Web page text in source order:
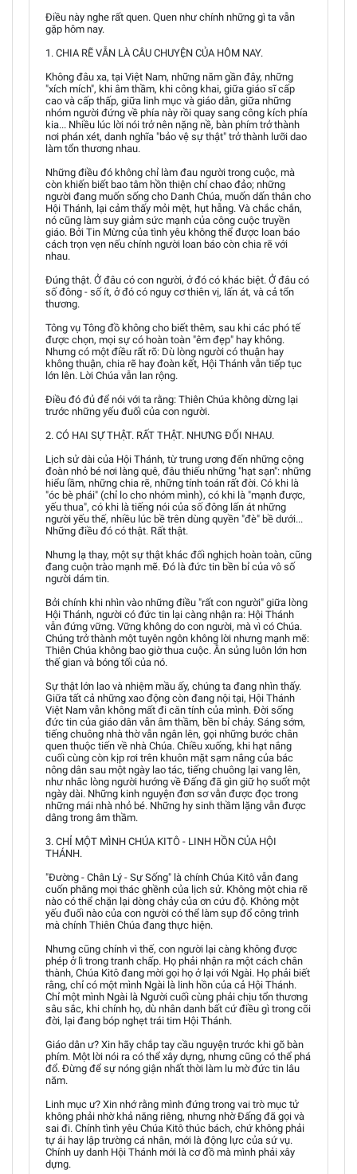
Điều này nghe rất quen. Quen như chính những gì ta vẫn
gặp hôm nay.
1. CHIA RẼ VẪN LÀ CÂU CHUYỆN CỦA HÔM NAY.
Không đâu xa, tại Việt Nam, những năm gần đây, những
"xích mích", khi âm thầm, khi công khai, giữa giáo sĩ cấp
cao và cấp thấp, giữa linh mục và giáo dân, giữa những
nhóm người đứng về phía này rồi quay sang công kích phía
kia... Nhiều lúc lời nói trở nên nặng nề, bàn phím trở thành
nơi phán xét, danh nghĩa "bảo vệ sự thật" trở thành lưỡi dao
làm tổn thương nhau.
Những điều đó không chỉ làm đau người trong cuộc, mà
còn khiến biết bao tâm hồn thiện chí chao đảo; những
người đang muốn sống cho Danh Chúa, muốn dấn thân cho
Hội Thánh, lại cảm thấy mỏi mệt, hụt hẫng. Và chắc chắn,
nó cũng làm suy giảm sức mạnh của công cuộc truyền
giáo. Bởi Tin Mừng của tình yêu không thể được loan báo
cách trọn vẹn nếu chính người loan báo còn chia rẽ với
nhau.
Đúng thật. Ở đâu có con người, ở đó có khác biệt. Ở đâu có
số đông - số ít, ở đó có nguy cơ thiên vị, lấn át, và cả tổn
thương.
Tông vụ Tông đồ không cho biết thêm, sau khi các phó tế
được chọn, mọi sự có hoàn toàn "êm đẹp" hay không.
Nhưng có một điều rất rõ: Dù lòng người có thuận hay
không thuận, chia rẽ hay đoàn kết, Hội Thánh vẫn tiếp tục
lớn lên. Lời Chúa vẫn lan rộng.
Điều đó đủ để nói với ta rằng: Thiên Chúa không dừng lại
trước những yếu đuối của con người.
2. CÓ HAI SỰ THẬT. RẤT THẬT. NHƯNG ĐỐI NHAU.
Lịch sử dài của Hội Thánh, từ trung ương đến những cộng
đoàn nhỏ bé nơi làng quê, đâu thiếu những "hạt sạn": những
hiểu lầm, những chia rẽ, những tính toán rất đời. Có khi là
"óc bè phái" (chỉ lo cho nhóm mình), có khi là "mạnh được,
yếu thua", có khi là tiếng nói của số đông lấn át những
người yếu thế, nhiều lúc bề trên dùng quyền "đè" bề dưới...
Những điều đó có thật. Rất thật.
Nhưng lạ thay, một sự thật khác đối nghịch hoàn toàn, cũng
đang cuộn trào mạnh mẽ. Đó là đức tin bền bỉ của vô số
người dám tin.
Bởi chính khi nhìn vào những điều "rất con người" giữa lòng
Hội Thánh, người có đức tin lại càng nhận ra: Hội Thánh
vẫn đứng vững. Vững không do con người, mà vì có Chúa.
Chúng trở thành một tuyên ngôn không lời nhưng mạnh mẽ:
Thiên Chúa không bao giờ thua cuộc. Ân sủng luôn lớn hơn
thế gian và bóng tối của nó.
Sự thật lớn lao và nhiệm mầu ấy, chúng ta đang nhìn thấy.
Giữa tất cả những xao động còn đang nội tại, Hội Thánh
Việt Nam vẫn không mất đi căn tính của mình. Đời sống
đức tin của giáo dân vẫn âm thầm, bền bỉ chảy. Sáng sớm,
tiếng chuông nhà thờ vẫn ngân lên, gọi những bước chân
quen thuộc tiến về nhà Chúa. Chiều xuống, khi hạt nắng
cuối cùng còn kịp rơi trên khuôn mặt sạm nắng của bác
nông dân sau một ngày lao tác, tiếng chuông lại vang lên,
như nhắc lòng người hướng về Đấng đã gìn giữ họ suốt một
ngày dài. Những kinh nguyện đơn sơ vẫn được đọc trong
những mái nhà nhỏ bé. Những hy sinh thầm lặng vẫn được
dâng trong âm thầm.
3. CHỈ MỘT MÌNH CHÚA KITÔ - LINH HỒN CỦA HỘI
THÁNH.
"Đường - Chân Lý - Sự Sống" là chính Chúa Kitô vẫn đang
cuốn phăng mọi thác ghềnh của lịch sử. Không một chia rẽ
nào có thể chặn lại dòng chảy của ơn cứu độ. Không một
yếu đuối nào của con người có thể làm sụp đổ công trình
mà chính Thiên Chúa đang thực hiện.
Nhưng cũng chính vì thế, con người lại càng không được
phép ở lì trong tranh chấp. Họ phải nhận ra một cách chân
thành, Chúa Kitô đang mời gọi họ ở lại với Ngài. Họ phải biết
rằng, chỉ có một mình Ngài là linh hồn của cả Hội Thánh.
Chỉ một mình Ngài là Người cuối cùng phải chịu tổn thương
sâu sắc, khi chính họ, dù nhân danh bất cứ điều gì trong cõi
đời, lại đang bóp nghẹt trái tim Hội Thánh.
Giáo dân ư? Xin hãy chắp tay cầu nguyện trước khi gõ bàn
phím. Một lời nói ra có thể xây dựng, nhưng cũng có thể phá
đổ. Đừng để sự nóng giận nhất thời làm lu mờ đức tin lâu
năm.
Linh mục ư? Xin nhớ rằng mình đứng trong vai trò mục tử
không phải nhờ khả năng riêng, nhưng nhờ Đấng đã gọi và
sai đi. Chính tình yêu Chúa Kitô thúc bách, chứ không phải
tự ái hay lập trường cá nhân, mới là động lực của sứ vụ.
Chính uy danh Hội Thánh mới là cơ đồ mà mình phải xây
dựng.